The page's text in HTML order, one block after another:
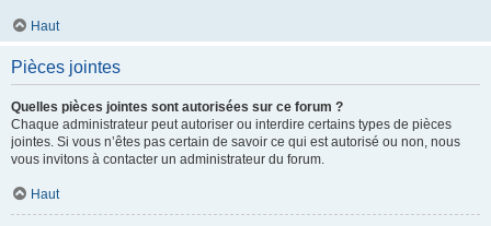
Haut
Pièces jointes
Quelles pièces jointes sont autorisées sur ce forum ?
Chaque administrateur peut autoriser ou interdire certains types de pièces
jointes. Si vous n’êtes pas certain de savoir ce qui est autorisé ou non, nous
vous invitons à contacter un administrateur du forum.
Haut